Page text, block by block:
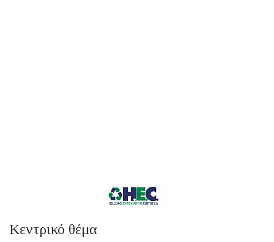
Κεντρικό θέμα